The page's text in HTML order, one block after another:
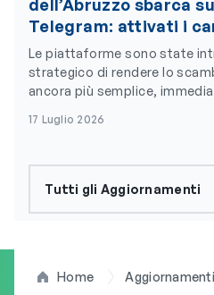
dell’Abruzzo sbarca
Telegram: attivati i
Le piattaforme sono state
strategico di rendere lo
ancora più semplice,
17 Luglio 2026
Tutti gli Aggiornamenti
Home Aggiornamenti